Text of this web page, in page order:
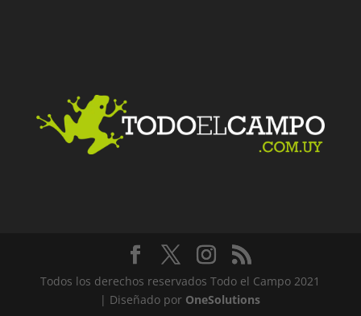
Todos los derechos reservados Todo el Campo 2021
| Diseñado por OneSolutions